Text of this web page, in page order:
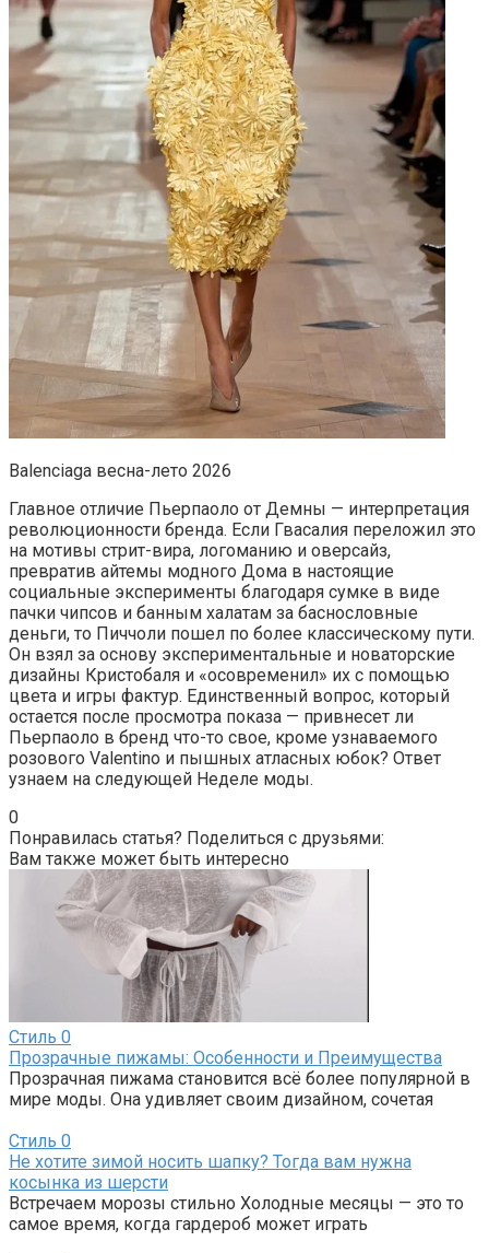
Balenсiaga весна-лето 2026
Главное отличие Пьерпаоло от Демны — интерпретация
революционности бренда. Если Гвасалия переложил это
на мотивы стрит-вира, логоманию и оверсайз,
превратив айтемы модного Дома в настоящие
социальные эксперименты благодаря сумке в виде
пачки чипсов и банным халатам за баснословные
деньги, то Пиччоли пошел по более классическому пути.
Он взял за основу экспериментальные и новаторские
дизайны Кристобаля и «осовременил» их с помощью
цвета и игры фактур. Единственный вопрос, который
остается после просмотра показа — привнесет ли
Пьерпаоло в бренд что-то свое, кроме узнаваемого
розового Valentino и пышных атласных юбок? Ответ
узнаем на следующей Неделе моды.
0
Понравилась статья? Поделиться с друзьями:
Вам также может быть интересно
Стиль 0
Прозрачные пижамы: Особенности и Преимущества
Прозрачная пижама становится всё более популярной в
мире моды. Она удивляет своим дизайном, сочетая
Стиль 0
Не хотите зимой носить шапку? Тогда вам нужна
косынка из шерсти
Встречаем морозы стильно Холодные месяцы — это то
самое время, когда гардероб может играть